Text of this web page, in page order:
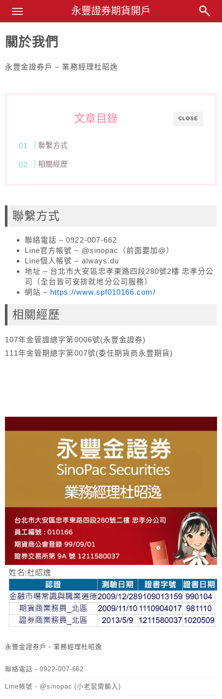
永豐業務經理杜昭逸Blog
永豐證券期貨開戶
Main Menu
關於我們
永豐金證券戶 – 業務經理杜昭逸
CLOSE
文章目錄
聯繫方式
相關經歷
聯繫方式
聯絡電話 – 0922-007-662
Line官方帳號 – @sinopac（前面要加@）
Line個人帳號 – always.du
地址 – 台北市大安區忠孝東路四段280號2樓 忠孝分公
司（全台皆可安排就地分公司服務）
網站 – https://www.spf010166.com/
相關經歷
107年金管證總字第0006號(永豐金證券)
111年金管期總字第007號(委任期貨商永豐期貨)
永豐金證券戶 - 業務經理杜昭逸
聯絡電話 - 0922-007-662
Line帳號 - @sinopac (小老鼠需輸入)